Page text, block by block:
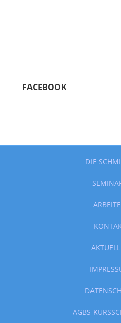
FACEBOOK
DIE
AGBS